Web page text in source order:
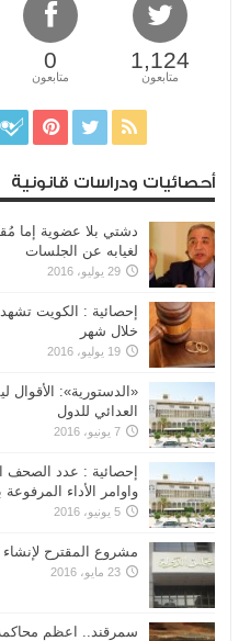
1,124
متابعون
0
متابعون
أحصائيات ودراسات قانونية
دشتي بلا عضوية إما
لغيابه عن الجلسات
29 يوليو، 2016
خلال شهر
19 يوليو، 2016
«الدستورية»:
العدائي للدول
7 يونيو، 2016
إحصائية : عدد الصحف
واوامر الأداء المرفوعة بلغ 66157
5 يونيو، 2016
مشروع المقترح
23 مايو، 2016
سمرقند.. اعظم محاكمة